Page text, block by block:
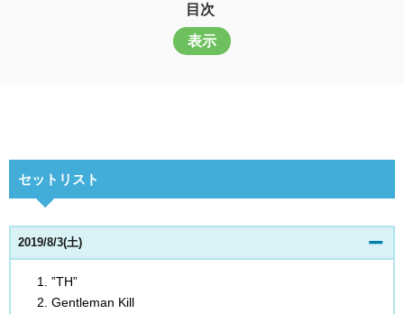
目次
表示
セットリスト
2019/8/3(土)
”TH”
Gentleman Kill